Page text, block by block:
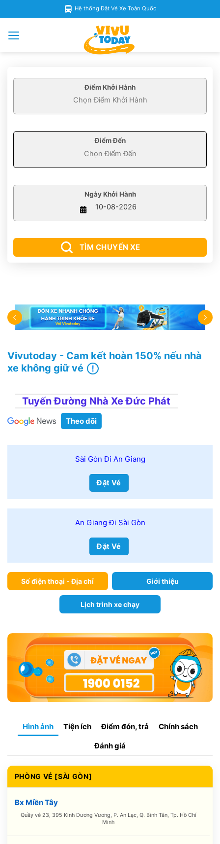
Hệ thống Đặt Vé Xe Toàn Quốc
Điểm Khởi Hành
Điểm Đến
Ngày Khởi Hành
TÌM CHUYẾN XE
Vivutoday - Cam kết hoàn 150% nếu nhà
xe không giữ vé
Tuyến Đường Nhà Xe Đức Phát
Theo dõi
Sài Gòn Đi An Giang
Đặt Vé
An Giang Đi Sài Gòn
Đặt Vé
Số điện thoại - Địa chỉ Giới thiệu
Lịch trình xe chạy
Hình ảnh Tiện ích Điểm đón, trả Chính sách
Đánh giá
PHÒNG VÉ [SÀI GÒN]
Bx Miền Tây
Quầy vé 23, 395 Kinh Dương Vương, P. An Lạc, Q. Bình Tân, Tp. Hồ Chí
Minh